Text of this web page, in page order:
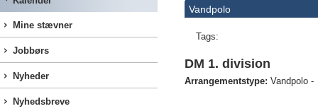
Mine stævner
Jobbørs
Nyheder
Nyhedsbreve
Vandpolo
Tags:
DM 1. division
Arrangementstype: Vandpolo -